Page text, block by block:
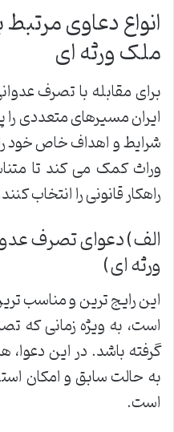
انواع دعاوی
ملک ورثه ای
برای مقابله با تصرف
ایران مسیرهای متعددی
شرایط و اهداف خاص خود
وراث کمک می کند تا
راهکار قانونی را انتخاب
الف) دعوای تصرف
ورثه ای)
این رایج ترین و مناسب
است، به ویژه زمانی که
گرفته باشد. در این
به حالت سابق و امکان
است.